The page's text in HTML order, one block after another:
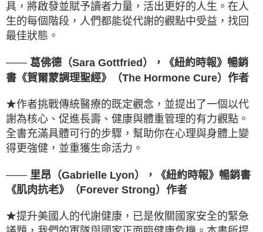
具，將啟發並賦予讀者力量，活出更好的人生。在人
生的每個階段，人們都能從代謝的觀點中受益，找回
最佳狀態。
—— 葛佛德（Sara Gottfried），《紐約時報》暢銷
書《賀爾蒙調理聖經》（The Hormone Cure）作者
★作者挑戰傳統醫療的既定觀念，並提出了一個以代
謝為核心、促進長壽、健康與體重管理的有力觀點。
全書充滿具體可行的步驟，幫助你在心理與身體上變
得更強健，並重獲生命活力。
—— 里昂（Gabrielle Lyon），《紐約時報》暢銷書
《肌肉抗老》（Forever Strong）作者
★提升美國人的代謝健康，已是攸關國家安全的緊急